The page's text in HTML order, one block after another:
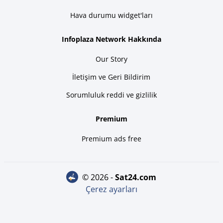
Hava durumu widget'ları
Infoplaza Network Hakkında
Our Story
İletişim ve Geri Bildirim
Sorumluluk reddi ve gizlilik
Premium
Premium ads free
© 2026 - sat24.com
Çerez ayarları